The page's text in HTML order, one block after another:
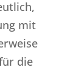
mit
die